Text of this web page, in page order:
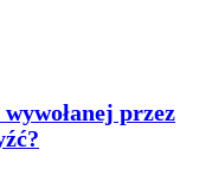
przez